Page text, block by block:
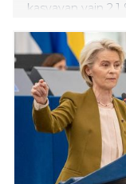
kasvavan vain 2,1
Yhdysvaltojen
geopoliittiset